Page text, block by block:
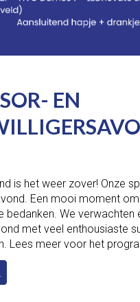
EN
is het weer zover! Onze
Een mooi moment
bedanken. We verwachten
met veel enthousiaste
Lees meer voor het